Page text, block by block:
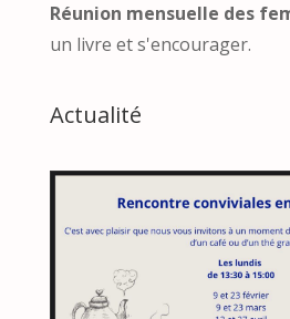
Réunion mensuelle des
un livre et s'encourager.
Actualité